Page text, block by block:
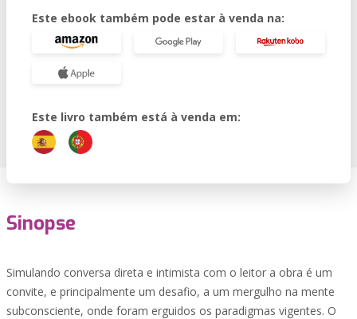
Este ebook também pode estar à venda na:
Este livro também está à venda em:
Sinopse
Simulando conversa direta e intimista com o leitor a obra é um
convite, e principalmente um desafio, a um mergulho na mente
subconsciente, onde foram erguidos os paradigmas vigentes. O